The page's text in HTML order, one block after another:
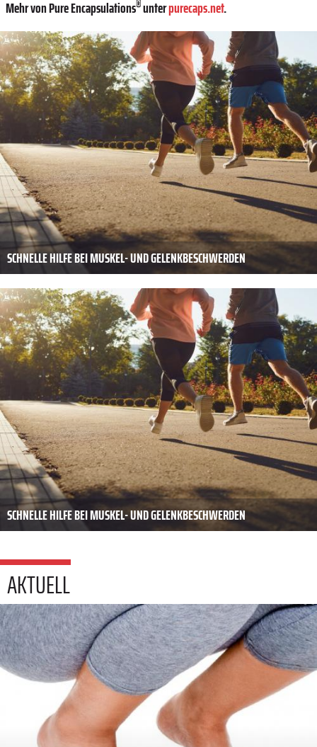
Mehr von Pure Encapsulations®unterpurecaps.net.
SCHNELLE HILFE BEI MUSKEL- UND GELENKBESCHWERDEN
SCHNELLE HILFE BEI MUSKEL- UND GELENKBESCHWERDEN
AKTUELL